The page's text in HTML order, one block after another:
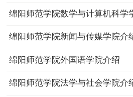
绵阳师范学院数学与计算机科学
绵阳师范学院新闻与传媒学院介
绵阳师范学院外国语学院介绍
绵阳师范学院法学与社会学院介